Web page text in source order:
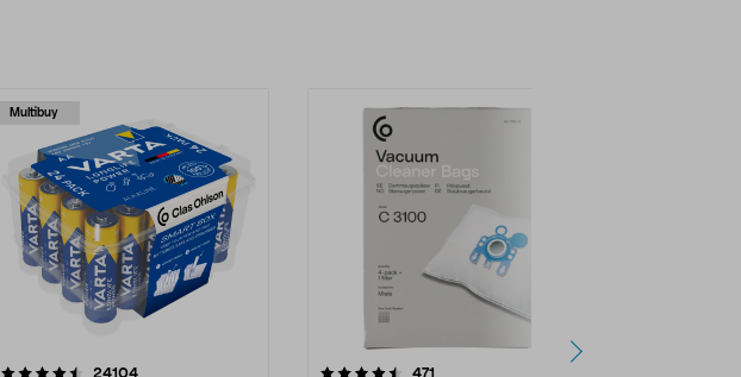
Multibuy
24104arvostelut
4.5viidestä
471
4.5viidestä